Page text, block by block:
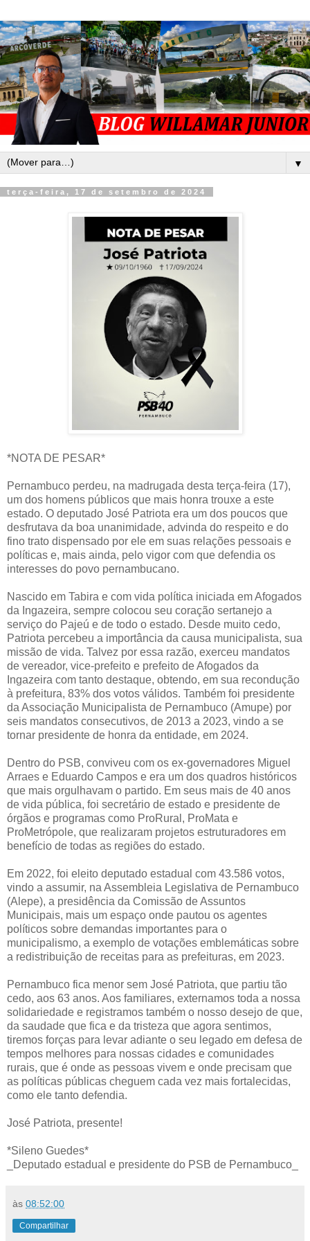
▼
terça-feira, 17 de setembro de 2024
*NOTA DE PESAR*
Pernambuco perdeu, na madrugada desta terça-feira (17),
um dos homens públicos que mais honra trouxe a este
estado. O deputado José Patriota era um dos poucos que
desfrutava da boa unanimidade, advinda do respeito e do
fino trato dispensado por ele em suas relações pessoais e
políticas e, mais ainda, pelo vigor com que defendia os
interesses do povo pernambucano.
Nascido em Tabira e com vida política iniciada em Afogados
da Ingazeira, sempre colocou seu coração sertanejo a
serviço do Pajeú e de todo o estado. Desde muito cedo,
Patriota percebeu a importância da causa municipalista, sua
missão de vida. Talvez por essa razão, exerceu mandatos
de vereador, vice-prefeito e prefeito de Afogados da
Ingazeira com tanto destaque, obtendo, em sua recondução
à prefeitura, 83% dos votos válidos. Também foi presidente
da Associação Municipalista de Pernambuco (Amupe) por
seis mandatos consecutivos, de 2013 a 2023, vindo a se
tornar presidente de honra da entidade, em 2024.
Dentro do PSB, conviveu com os ex-governadores Miguel
Arraes e Eduardo Campos e era um dos quadros históricos
que mais orgulhavam o partido. Em seus mais de 40 anos
de vida pública, foi secretário de estado e presidente de
órgãos e programas como ProRural, ProMata e
ProMetrópole, que realizaram projetos estruturadores em
benefício de todas as regiões do estado.
Em 2022, foi eleito deputado estadual com 43.586 votos,
vindo a assumir, na Assembleia Legislativa de Pernambuco
(Alepe), a presidência da Comissão de Assuntos
Municipais, mais um espaço onde pautou os agentes
políticos sobre demandas importantes para o
municipalismo, a exemplo de votações emblemáticas sobre
a redistribuição de receitas para as prefeituras, em 2023.
Pernambuco fica menor sem José Patriota, que partiu tão
cedo, aos 63 anos. Aos familiares, externamos toda a nossa
solidariedade e registramos também o nosso desejo de que,
da saudade que fica e da tristeza que agora sentimos,
tiremos forças para levar adiante o seu legado em defesa de
tempos melhores para nossas cidades e comunidades
rurais, que é onde as pessoas vivem e onde precisam que
as políticas públicas cheguem cada vez mais fortalecidas,
como ele tanto defendia.
José Patriota, presente!
*Sileno Guedes*
_Deputado estadual e presidente do PSB de Pernambuco_
às 08:52:00
Compartilhar